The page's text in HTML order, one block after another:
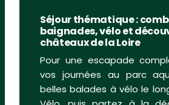
Séjour thématique :
baignades, vélo et
châteaux de la Loire
Pour une escapade
vos journées au parc
belles balades à vélo le